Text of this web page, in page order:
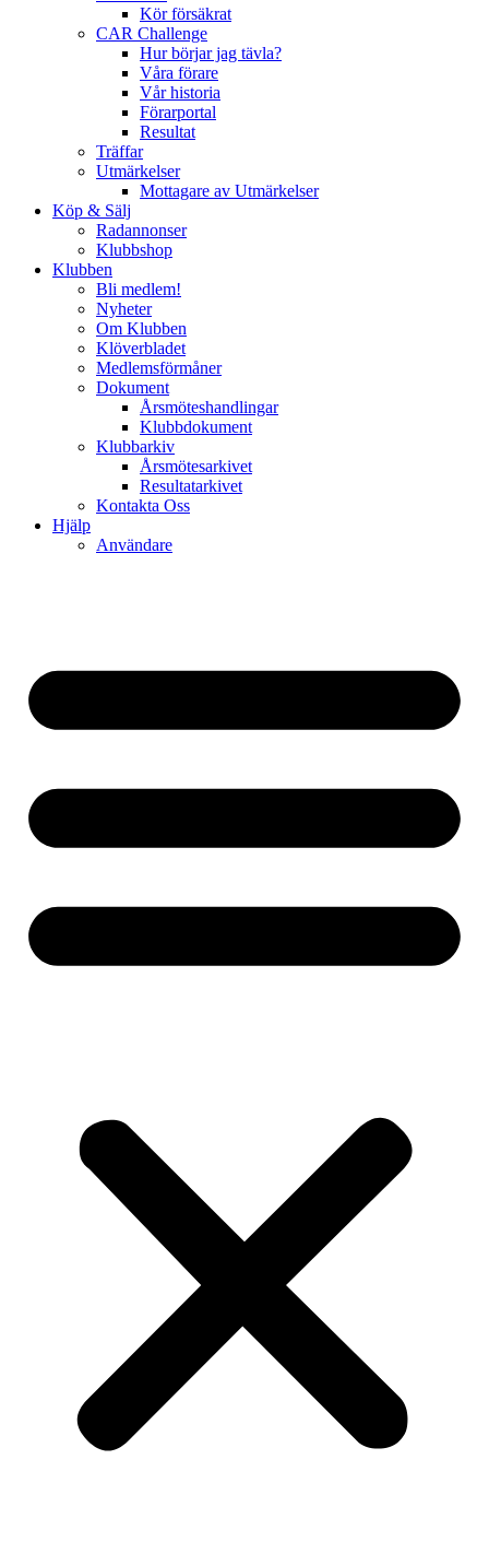
Kör försäkrat
CAR Challenge
Hur börjar jag tävla?
Våra förare
Vår historia
Förarportal
Resultat
Träffar
Utmärkelser
Mottagare av Utmärkelser
Köp & Sälj
Radannonser
Klubbshop
Klubben
Bli medlem!
Nyheter
Om Klubben
Klöverbladet
Medlemsförmåner
Dokument
Årsmöteshandlingar
Klubbdokument
Klubbarkiv
Årsmötesarkivet
Resultatarkivet
Kontakta Oss
Hjälp
Användare